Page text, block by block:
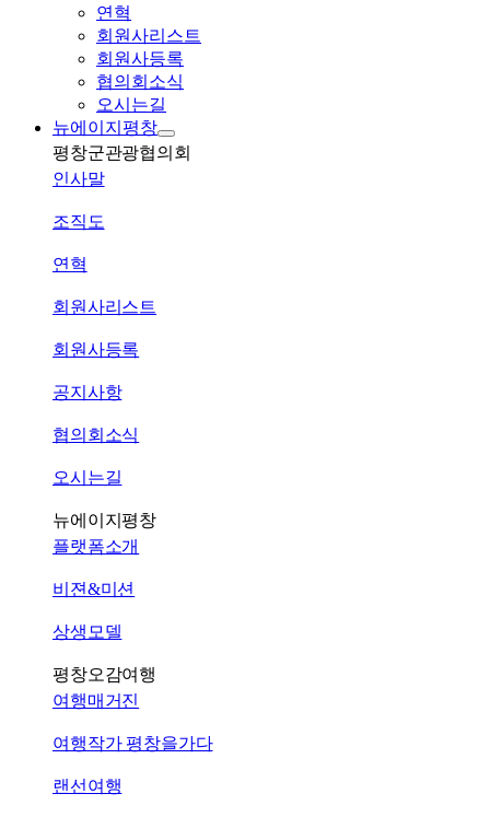
연혁
회원사리스트
회원사등록
협의회소식
오시는길
뉴에이지평창
평창군관광협의회
인사말
조직도
연혁
회원사리스트
회원사등록
공지사항
협의회소식
오시는길
뉴에이지평창
플랫폼소개
비젼&미션
상생모델
평창오감여행
여행매거진
여행작가 평창을가다
랜선여행